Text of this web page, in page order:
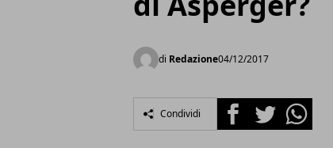
di Redazione04/12/2017
Condividi FacebookTwitterWhatsapp